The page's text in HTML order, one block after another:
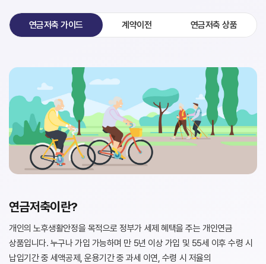
연금저축 가이드 계약이전 연금저축 상품
연금저축이란?
개인의 노후생활안정을 목적으로 정부가 세제 혜택을 주는 개인연금
상품입니다. 누구나 가입 가능하며 만 5년 이상 가입 및 55세 이후 수령 시
납입기간 중 세액공제, 운용기간 중 과세 이연, 수령 시 저율의